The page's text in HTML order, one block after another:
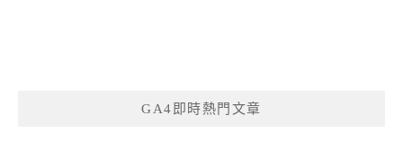
GA4即時熱門文章